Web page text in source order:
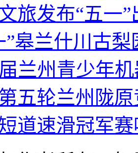
旅发布“五一
”皋兰什川古
兰州青少年
五轮兰州陇
道速滑冠军